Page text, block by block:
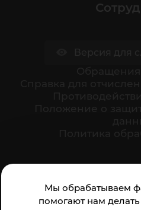
Мы обрабатываем
помогают нам делать